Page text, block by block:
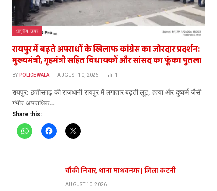
क्षेत्रीय खबर
रायपुर में बढ़ते अपराधों के खिलाफ कांग्रेस का जोरदार प्रदर्शन:
मुख्यमंत्री, गृहमंत्री सहित विधायकों और सांसद का फूंका पुतला
BY POLICEWALA AUGUST 10, 2026 1
रायपुर: छत्तीसगढ़ की राजधानी रायपुर में लगातार बढ़ती लूट, हत्या और दुष्कर्म जैसी
गंभीर आपराधिक…
Share this:
चौकी निवार, थाना माधवनगर | जिला कटनी
AUGUST 10, 2026